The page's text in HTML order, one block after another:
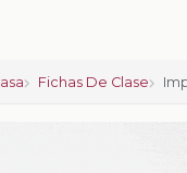
Fichas De Clase